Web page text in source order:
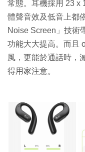
常態。耳機採用 23 x
體聲音效及低音上都
Noise Screen」技術
功能大大提高。而且
風，更能於通話時，
得用家注意。